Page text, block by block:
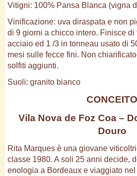
Vitigni: 100% Pansa Blanca (vigna
Vinificazione: uva diraspata e non
di 9 giorni a chicco intero. Finisce di
acciaio ed 1 /3 in tonneau usato di
mesi sulle fecce fini. Non
solfiti aggiunti.
Suoli: granito bianco
CONCEITO
Vila Nova de Foz Coa –
Douro
Rita Marques è una giovane
classe 1980. A soli 25 anni decide,
enologia a Bordeaux e viaggiato